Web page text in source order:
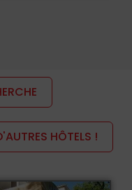
Monte Cimino, le Monte
Scale.
à couper le souffle
à pied, à vélo, à cheval
HÔTELS !